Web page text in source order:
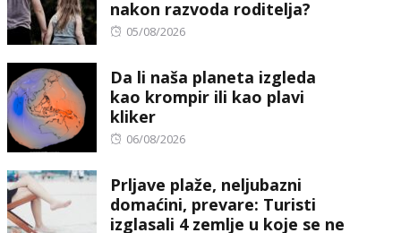
nakon razvoda roditelja?
Posted
05/08/2026
Da li naša planeta izgleda
kao krompir ili kao plavi
kliker
Posted
06/08/2026
Prljave plaže, neljubazni
domaćini, prevare: Turisti
izglasali 4 zemlje u koje se ne